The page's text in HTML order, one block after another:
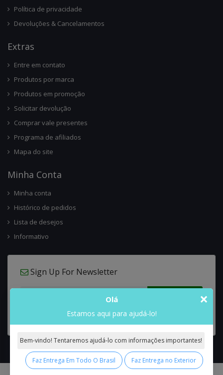
Política de privacidade
Devoluções & Cancelamentos
ExtRas
Entre em contato
Produtos por marca
Produtos em promoção
Solicitar devolução
Comprar vale presentes
Programa de afiliados
Mapa do site
Minha Conta
Minha conta
Histórico de pedidos
Lista de desejos
Informativo
Sign Up For Newsletter
×
Olá
Estamos aqui para ajudá-lo!
Bem-vindo! Tentaremos ajudá-lo com informações importantes!
Faz Entrega Em Todo O Brasil Faz Entrega no Exterior